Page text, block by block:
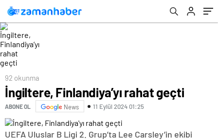
92 okunma
İngiltere, Finlandiya’yı rahat geçti
ABONE OL News 11 Eylül 2024 01:25
UEFA Uluslar B Ligi 2. Grup’ta Lee Carsley’in ekibi